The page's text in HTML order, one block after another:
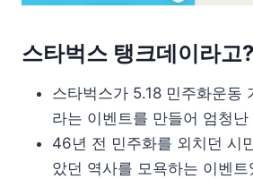
스타벅스 탱크데이라고?
스타벅스가 5.18 민주화운동
라는 이벤트를 만들어 엄청
46년 전 민주화를 외치던 시
았던 역사를 모욕하는 이벤트